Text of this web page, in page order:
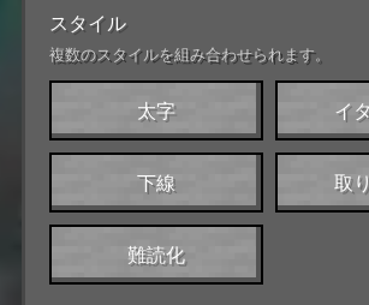
スタイル
複数のスタイルを組み合わせられます。
太字 イ
下線 取
難読化